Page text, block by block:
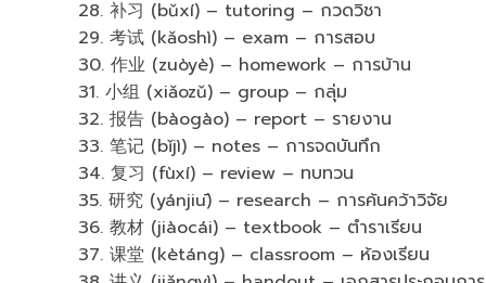
28. 补习 (bǔxí) – tutoring – กวดวิชา
29. 考试 (kǎoshì) – exam – การสอบ
30. 作业 (zuòyè) – homework – การบ้าน
31. 小组 (xiǎozǔ) – group – กลุ่ม
32. 报告 (bàogào) – report – รายงาน
33. 笔记 (bǐjì) – notes – การจดบันทึก
34. 复习 (fùxí) – review – ทบทวน
35. 研究 (yánjiū) – research – การค้นคว้าวิจัย
36. 教材 (jiàocái) – textbook – ตำราเรียน
37. 课堂 (kètáng) – classroom – ห้องเรียน